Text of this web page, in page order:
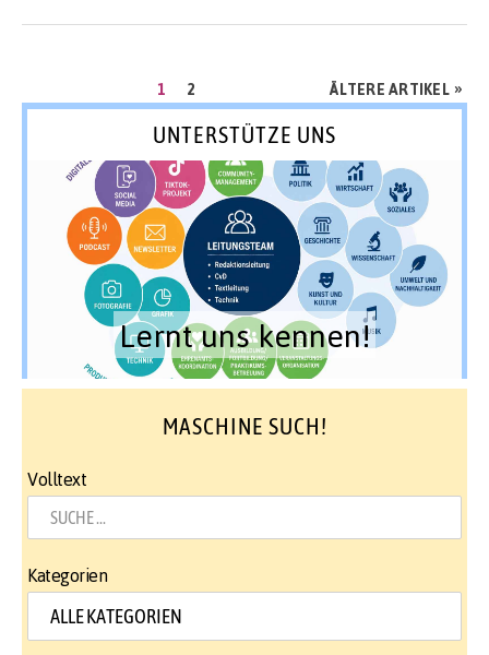
Seitennummerierung
Beiträge
SEITE
1 SEITE
2 ÄLTERE ARTIKEL »
UNTERSTÜTZE UNS
Lernt uns kennen!
MASCHINE SUCH!
Volltext
Kategorien